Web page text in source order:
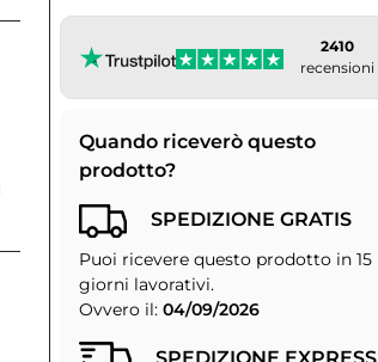
2410
recensioni
Quando riceverò questo
prodotto?
SPEDIZIONE GRATIS
Puoi ricevere questo prodotto in 15
giorni lavorativi.
Ovvero il: 04/09/2026